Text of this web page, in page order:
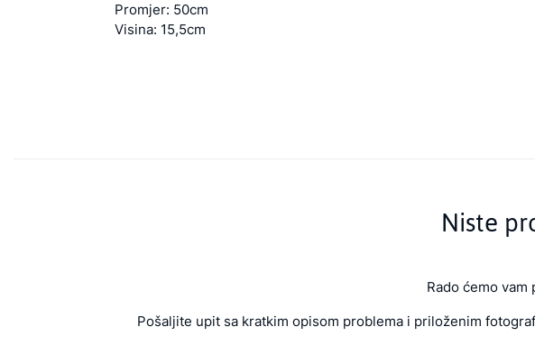
Promjer: 50cm
Visina: 15,5cm
Niste
Rado ćemo
Pošaljite upit sa kratkim opisom problema i priloženim